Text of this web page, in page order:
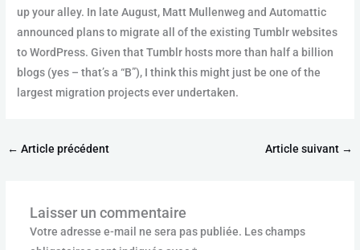
up your alley. In late August, Matt Mullenweg and Automattic
announced plans to migrate all of the existing Tumblr websites
to WordPress. Given that Tumblr hosts more than half a billion
blogs (yes – that’s a “B”), I think this might just be one of the
largest migration projects ever undertaken.
← Article précédent Article suivant →
Laisser un commentaire
Votre adresse e-mail ne sera pas publiée. Les champs